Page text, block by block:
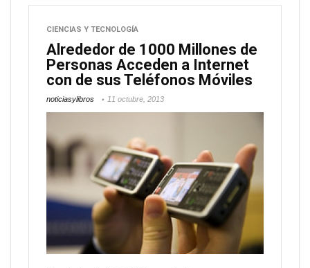
CIENCIAS Y TECNOLOGÍA
Alrededor de 1000 Millones de
Personas Acceden a Internet
con de sus Teléfonos Móviles
noticiasylibros 11 octubre, 2013